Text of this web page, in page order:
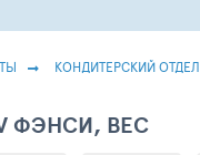
КОНДИТЕРСКИЙ ОТДЕЛ
ФЭНСИ, ВЕС